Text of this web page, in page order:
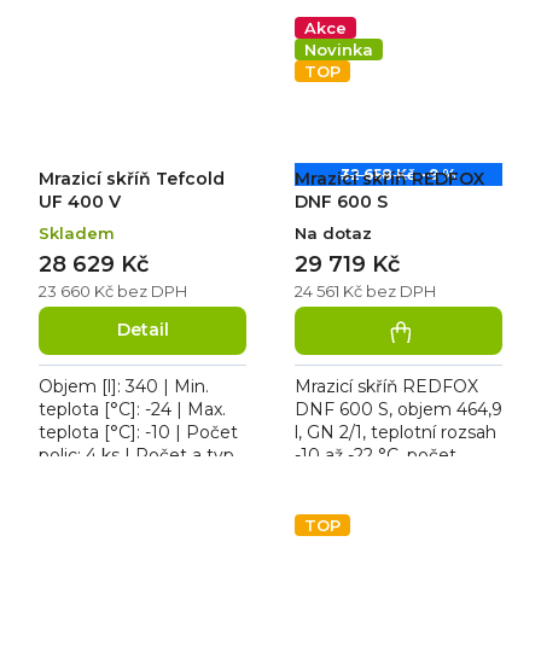
osvětlení ano,...
Mrazicí skříň Tefcold
UF 400 V
Skladem
23 660 Kč bez DPH
28 629 Kč
Detail
Objem [l]: 340 | Min.
teplota [°C]: -24 | Max.
teplota [°C]: -10 | Počet
polic: 4 ks | Počet a typ
Akce
Novinka
TOP
32 658 Kč –9 %
Mrazicí skříň REDFOX
DNF 600 S
Na dotaz
24 561 Kč bez DPH
29 719 Kč
Mrazicí skříň REDFOX
DNF 600 S, objem 464,9
l, GN 2/1, teplotní rozsah
-10 až -22 °C, počet
vnitřního osvětlení,...
TOP